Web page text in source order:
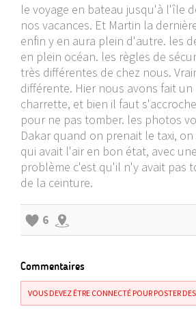
le voyage en bateau jusqu'à l'île
nos vacances. Et Martin la
enfin y en aura plein d'autre. les
en plein océan. les règles de
très différentes de chez nous.
différente. Hier nous avons fait
charrette, et bien il faut
pour ne pas tomber. les photos
Dakar quand on prenait le taxi,
qui avait l'air en bon état, avec
problème c'est qu'il n'y avait pas
de la ceinture.
6
Commentaires
VOUS DEVEZ ÊTRE CONNECTÉ POUR POSTER